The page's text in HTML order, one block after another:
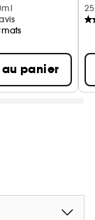
grâce au
un
et révèle le
parfum.
panier